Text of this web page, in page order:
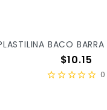
Precio
$10.15
0